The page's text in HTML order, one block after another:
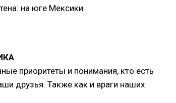
на юге Мексики.
приоритеты и понимания, кто есть
друзья. Также как и враги наших